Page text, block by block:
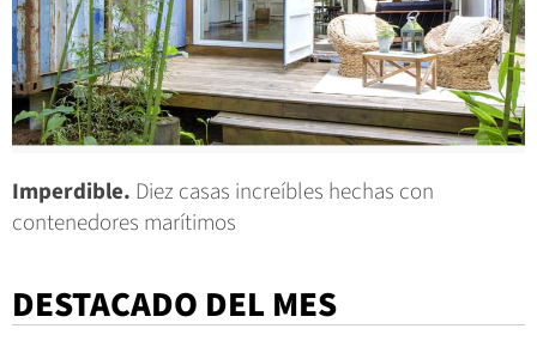
Imperdible. Diez casas increíbles hechas con
contenedores marítimos
DESTACADO DEL MES